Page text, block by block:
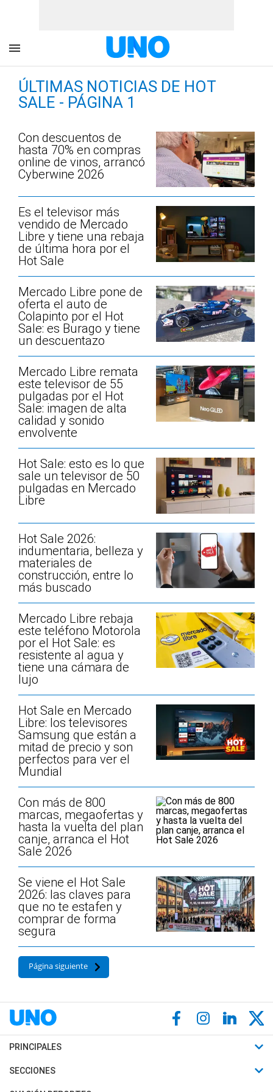
ÚLTIMAS NOTICIAS DE HOT
SALE - PÁGINA 1
Con descuentos de
hasta 70% en compras
online de vinos, arrancó
Cyberwine 2026
Es el televisor más
vendido de Mercado
Libre y tiene una rebaja
de última hora por el
Hot Sale
Mercado Libre pone de
oferta el auto de
Colapinto por el Hot
Sale: es Burago y tiene
un descuentazo
Mercado Libre remata
este televisor de 55
pulgadas por el Hot
Sale: imagen de alta
calidad y sonido
envolvente
Hot Sale: esto es lo que
sale un televisor de 50
pulgadas en Mercado
Libre
Hot Sale 2026:
indumentaria, belleza y
materiales de
construcción, entre lo
más buscado
Mercado Libre rebaja
este teléfono Motorola
por el Hot Sale: es
resistente al agua y
tiene una cámara de
lujo
Hot Sale en Mercado
Libre: los televisores
Samsung que están a
mitad de precio y son
perfectos para ver el
Mundial
Con más de 800
marcas, megaofertas y
hasta la vuelta del plan
canje, arranca el Hot
Sale 2026
Se viene el Hot Sale
2026: las claves para
que no te estafen y
comprar de forma
segura
Página siguiente
PRINCIPALES
Últimas Noticias
Política
SECCIONES